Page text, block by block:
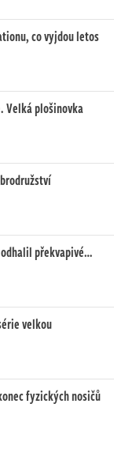
co vyjdou letos
Velká plošinovka
překvapivé…
velkou
fyzických nosičů